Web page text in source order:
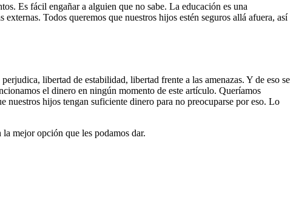
Es fácil engañar a alguien que no sabe. La educación es una
Todos queremos que nuestros hijos estén seguros allá afuera, así
libertad de estabilidad, libertad frente a las amenazas. Y de eso se
el dinero en ningún momento de este artículo. Queríamos
nuestros hijos tengan suficiente dinero para no preocuparse por eso. Lo
mejor opción que les podamos dar.